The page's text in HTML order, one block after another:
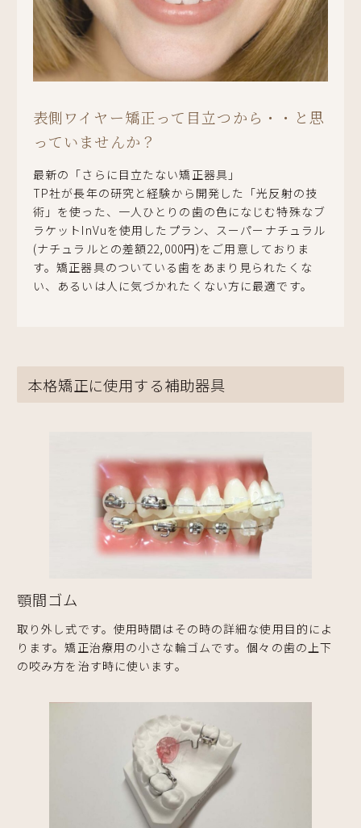
表側ワイヤー矯正って目立つから・・と思
っていませんか？
最新の「さらに目立たない矯正器具」
TP社が長年の研究と経験から開発した「光反射の技
術」を使った、一人ひとりの歯の色になじむ特殊なブ
ラケットInVuを使用したプラン、スーパーナチュラル
(ナチュラルとの差額22,000円)をご用意しておりま
す。矯正器具のついている歯をあまり見られたくな
い、あるいは人に気づかれたくない方に最適です。
本格矯正に使用する補助器具
顎間ゴム
取り外し式です。使用時間はその時の詳細な使用目的によ
ります。矯正治療用の小さな輪ゴムです。個々の歯の上下
の咬み方を治す時に使います。